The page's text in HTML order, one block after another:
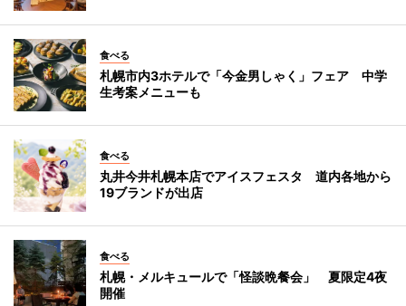
食べる
札幌市内3ホテルで「今金男しゃく」フェア 中学
生考案メニューも
食べる
丸井今井札幌本店でアイスフェスタ 道内各地から
19ブランドが出店
食べる
札幌・メルキュールで「怪談晩餐会」 夏限定4夜
開催